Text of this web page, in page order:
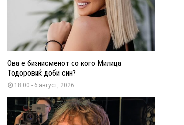
Ова е бизнисменот со кого Милица
Тодоровиќ доби син?
18:00 - 6 август, 2026